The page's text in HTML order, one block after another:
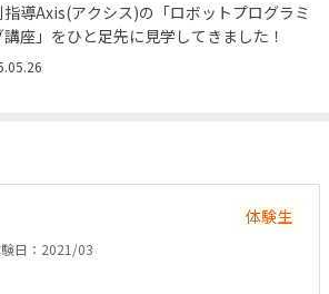
指導Axis(アクシス)の「ロボットプログラミ
講座」をひと足先に見学してきました！
体験生
日：2021/03